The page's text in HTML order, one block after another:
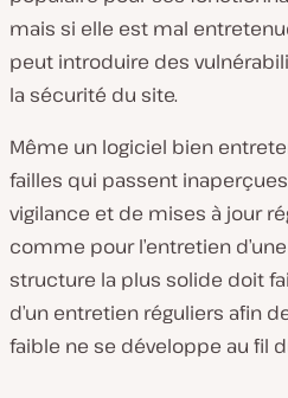
mais si elle est mal
peut introduire des
la sécurité du site.
Même un logiciel bien
failles qui passent
vigilance et de mises à jour
comme pour l’entretien
structure la plus solide doit
d’un entretien réguliers afin
faible ne se développe au fil